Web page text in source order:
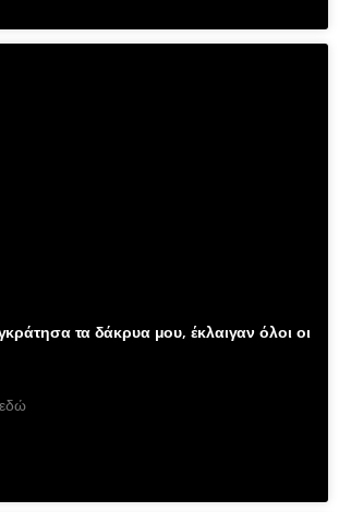
τα δάκρυα μου, έκλαιγαν όλοι οι